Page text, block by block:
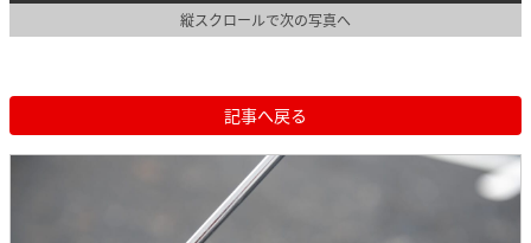
縦スクロールで次の写真へ
記事へ戻る